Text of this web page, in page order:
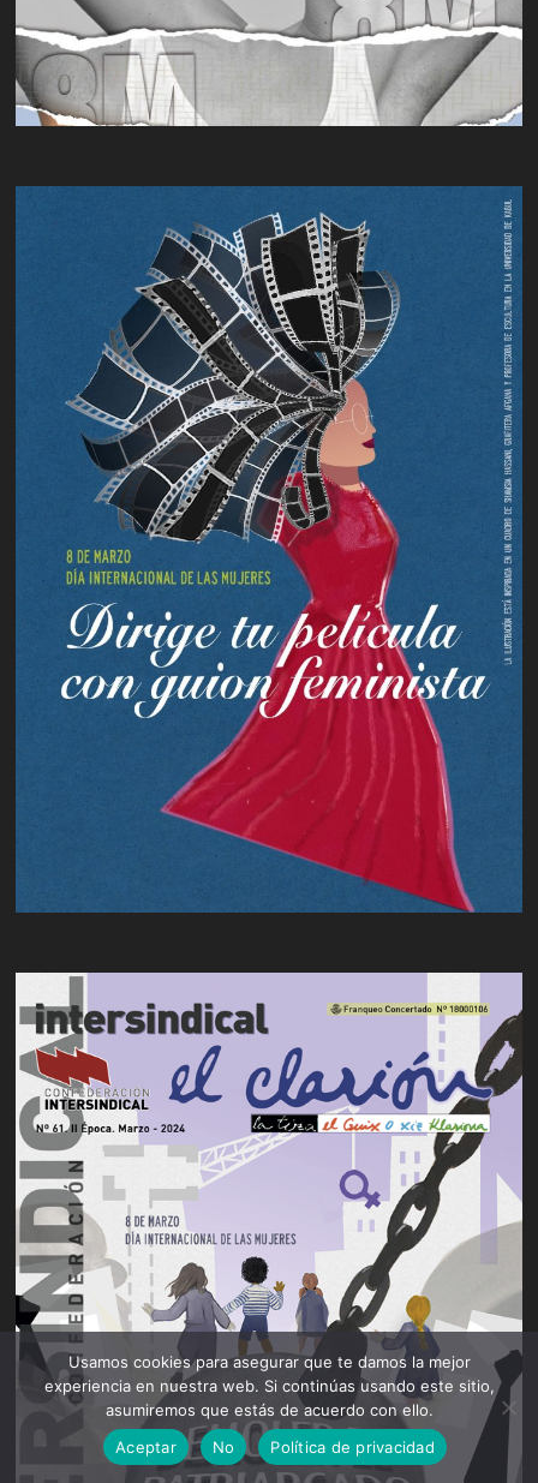
Usamos cookies para asegurar que te damos la mejor
experiencia en nuestra web. Si continúas usando este sitio,
asumiremos que estás de acuerdo con ello.
Aceptar
No Política de privacidad